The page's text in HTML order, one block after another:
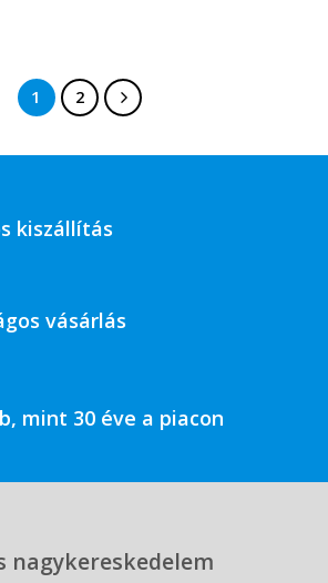
1 2
kiszállítás
vásárlás
mint 30 éve a piacon
nagykereskedelem